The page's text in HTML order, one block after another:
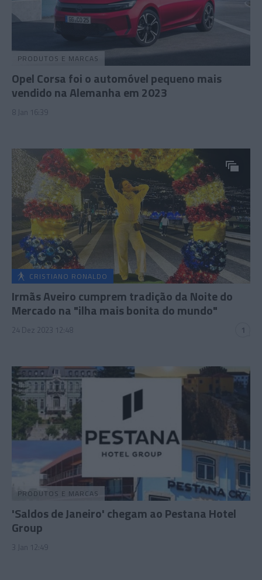
PRODUTOS E MARCAS
Opel Corsa foi o automóvel pequeno mais
vendido na Alemanha em 2023
8 Jan 16:39
CRISTIANO RONALDO
Irmãs Aveiro cumprem tradição da Noite do
Mercado na "ilha mais bonita do mundo"
24 Dez 2023 12:48 1
PRODUTOS E MARCAS
'Saldos de Janeiro' chegam ao Pestana Hotel
Group
3 Jan 12:49